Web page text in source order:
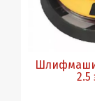
2.5